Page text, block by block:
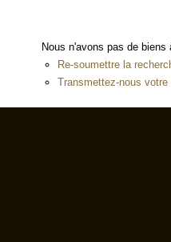
Nous n'avons pas de
Re-soumettre la
Transmettez-nous votre